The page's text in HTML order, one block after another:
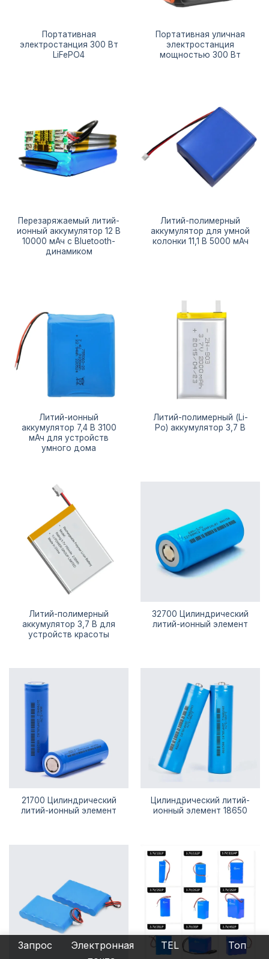
Портативная
электростанция 300 Вт
LiFePO4
Портативная уличная
электростанция
мощностью 300 Вт
Перезаряжаемый литий-
ионный аккумулятор 12 В
10000 мАч с Bluetooth-
динамиком
Литий-полимерный
аккумулятор для умной
колонки 11,1 В 5000 мАч
Литий-ионный
аккумулятор 7,4 В 3100
мАч для устройств
умного дома
Литий-полимерный (Li-
Po) аккумулятор 3,7 В
Литий-полимерный
аккумулятор 3,7 В для
устройств красоты
32700 Цилиндрический
литий-ионный элемент
21700 Цилиндрический
литий-ионный элемент
Цилиндрический литий-
ионный элемент 18650
Запрос
Электронная
TEL Топ